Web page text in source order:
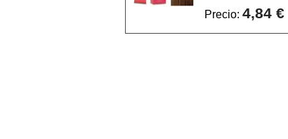
Precio: 4,84 €